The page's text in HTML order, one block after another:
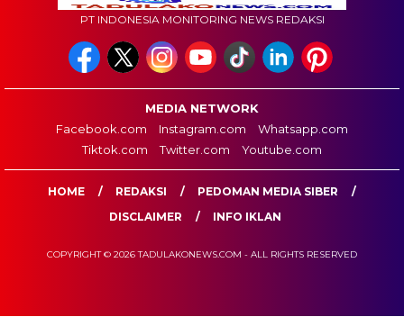
PT INDONESIA MONITORING NEWS REDAKSI
MEDIA NETWORK
Facebook.com
Instagram.com
Whatsapp.com
Tiktok.com
Twitter.com Youtube.com
HOME REDAKSI
PEDOMAN MEDIA SIBER
DISCLAIMER
INFO IKLAN
COPYRIGHT © 2026 TADULAKONEWS.COM - ALL RIGHTS RESERVED